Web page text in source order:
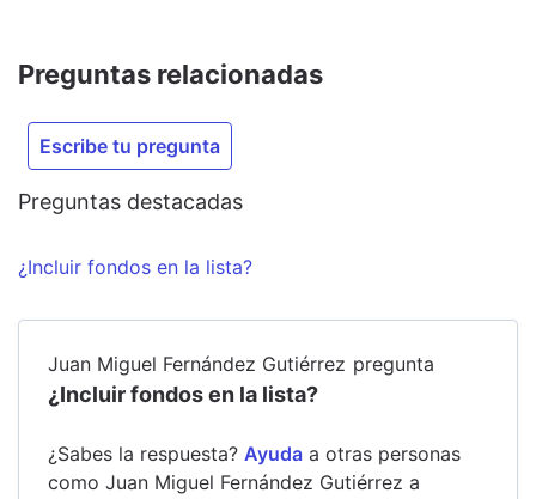
Preguntas relacionadas
Escribe tu pregunta
Preguntas destacadas
¿Incluir fondos en la lista?
Juan Miguel Fernández Gutiérrez pregunta
¿Incluir fondos en la lista?
¿Sabes la respuesta? Ayuda a otras personas
como Juan Miguel Fernández Gutiérrez a